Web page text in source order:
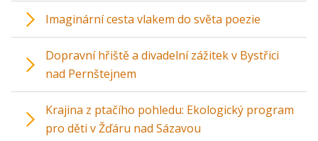
Imaginární cesta vlakem do světa poezie
Dopravní hřiště a divadelní zážitek v Bystřici
nad Pernštejnem
Krajina z ptačího pohledu: Ekologický program
pro děti v Žďáru nad Sázavou